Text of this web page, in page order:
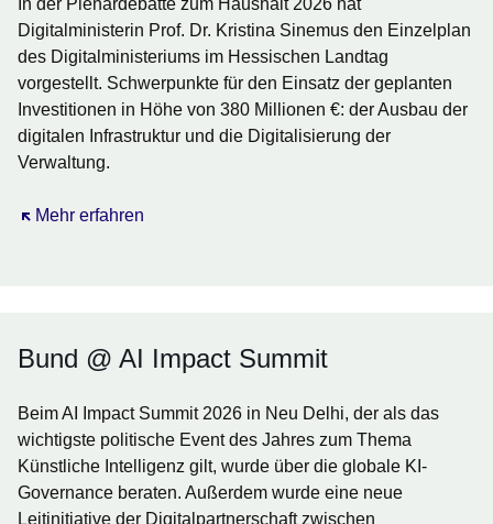
In der Plenardebatte zum Haushalt 2026 hat
Digitalministerin Prof. Dr. Kristina Sinemus den Einzelplan
des Digitalministeriums im Hessischen Landtag
vorgestellt. Schwerpunkte für den Einsatz der geplanten
Investitionen in Höhe von 380 Millionen €: der Ausbau der
digitalen Infrastruktur und die Digitalisierung der
Verwaltung.
Mehr erfahren
Öffnet sich in einem neuen Fenster
Bund @ AI Impact Summit
Beim AI Impact Summit 2026 in Neu Delhi, der als das
wichtigste politische Event des Jahres zum Thema
Künstliche Intelligenz gilt, wurde über die globale KI-
Governance beraten. Außerdem wurde eine neue
Leitinitiative der Digitalpartnerschaft zwischen